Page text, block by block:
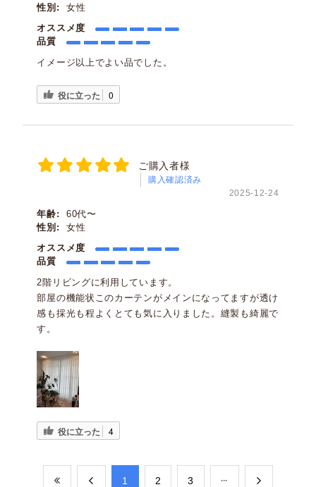
性別:
女性
オススメ度
品質
イメージ以上でよい品でした。
役に立った 0
ご購入者様
購入確認済み
2025-12-24
年齢:
60代〜
性別:
女性
オススメ度
品質
2階リビングに利用しています。
部屋の機能状このカーテンがメインになってますが透け
感も採光も程よくとても気に入りました。縫製も綺麗で
す。
役に立った 4
​1 ​2 ​3